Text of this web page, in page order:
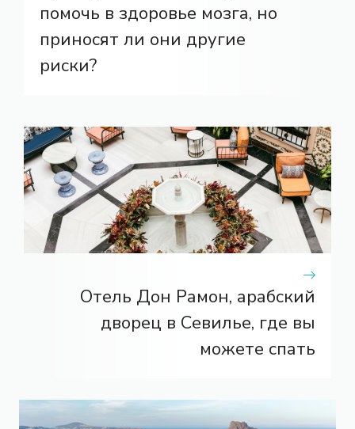
помочь в здоровье мозга, но
приносят ли они другие
риски?
Отель Дон Рамон, арабский
дворец в Севилье, где вы
можете спать